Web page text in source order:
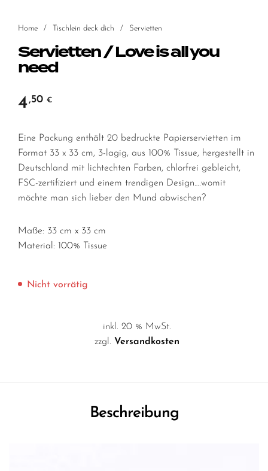
Home / Tischlein deck dich / Servietten
Servietten / Love is all you
need
4,50 €
Eine Packung enthält 20 bedruckte Papierservietten im
Format 33 x 33 cm, 3-lagig, aus 100% Tissue, hergestellt in
Deutschland mit lichtechten Farben, chlorfrei gebleicht,
FSC-zertifiziert und einem trendigen Design….womit
möchte man sich lieber den Mund abwischen?
Maße: 33 cm x 33 cm
Material: 100% Tissue
Nicht vorrätig
inkl. 20 % MwSt.
zzgl. Versandkosten
Beschreibung